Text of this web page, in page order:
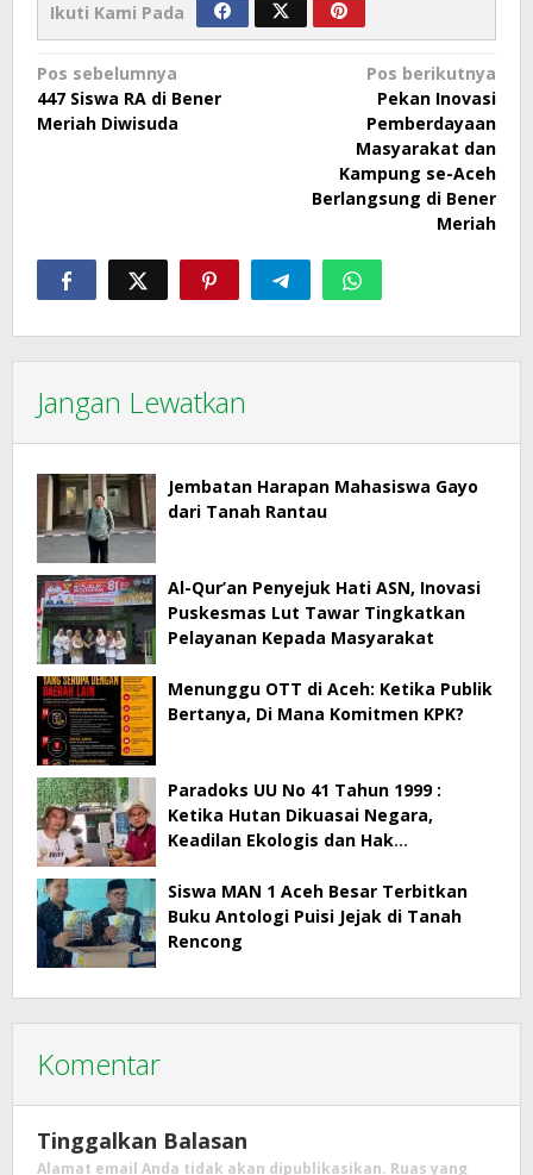
Ikuti Kami Pada
Navigasi
pos
Pos sebelumnya
447 Siswa RA di Bener
Meriah Diwisuda
Pos berikutnya
Pekan Inovasi
Pemberdayaan
Masyarakat dan
Kampung se-Aceh
Berlangsung di Bener
Meriah
Jangan Lewatkan
Jembatan Harapan Mahasiswa Gayo
dari Tanah Rantau
Al-Qur’an Penyejuk Hati ASN, Inovasi
Puskesmas Lut Tawar Tingkatkan
Pelayanan Kepada Masyarakat
Menunggu OTT di Aceh: Ketika Publik
Bertanya, Di Mana Komitmen KPK?
Paradoks UU No 41 Tahun 1999 :
Ketika Hutan Dikuasai Negara,
Keadilan Ekologis dan Hak
Siswa MAN 1 Aceh Besar Terbitkan
Buku Antologi Puisi Jejak di Tanah
Rencong
Komentar
Tinggalkan Balasan
Alamat email Anda tidak akan dipublikasikan. Ruas yang